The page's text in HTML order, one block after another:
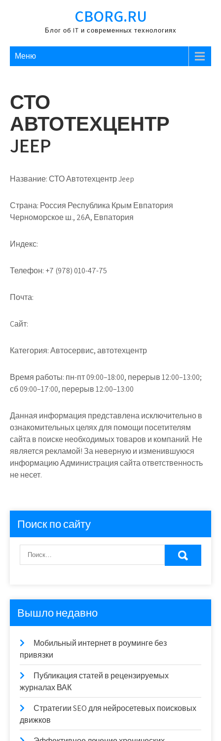
содержимому
CBORG.RU
Блог об IT и современных технологиях
Меню
СТО
АВТОТЕХЦЕНТР
JEEP
Название:СТО Автотехцентр Jeep
Страна: Россия Республика Крым Евпатория
Черноморское ш., 26А, Евпатория
Индекс:
Телефон: +7 (978) 010-47-75
Почта:
Cайт:
Категория:Автосервис, автотехцентр
Время работы: пн-пт 09:00–18:00, перерыв 12:00–13:00;
сб 09:00–17:00, перерыв 12:00–13:00
Данная информация представлена исключительно в
ознакомительных целях для помощи посетителям
сайта в поиске необходимых товаров и компаний. Не
является рекламой! За неверную и изменившуюся
информацию Администрация сайта ответственность
не несет.
Поиск по сайту
Вышло недавно
Мобильный интернет в роуминге без
привязки
Публикация статей в рецензируемых
журналах ВАК
Стратегии SEO для нейросетевых поисковых
движков